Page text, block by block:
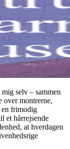
selv – sammen
over montrerne,
en frimodig
et hårrejsende
at hverdagen